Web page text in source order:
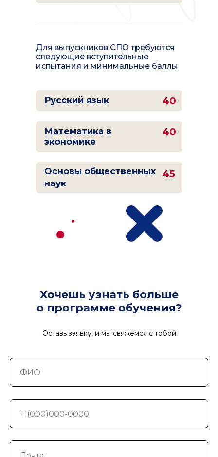
Русский язык 40
45
Основы общественных
наук
Математика в
экономике
40
Для выпускников СПО требуются
следующие вступительные
испытания и минимальные баллы
Хочешь узнать больше
о программе обучения?
Оставь заявку, и мы свяжемся с тобой